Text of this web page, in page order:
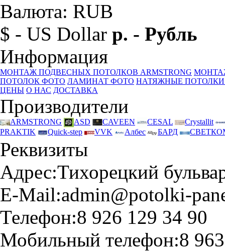
Валюта: RUB
$ - US Dollar р. - Рубль
Информация
МОНТАЖ ПОДВЕСНЫХ ПОТОЛКОВ ARMSTRONG
ПОТОЛОК ФОТО ЛАМИНАТ ФОТО НАТЯЖНЫЕ ПОТОЛКИ
ЦЕНЫ О НАС ДОСТАВКА
Производители
ARMSTRONG ASD CAVEEN CESAL
Crystallit
PRAKTIK
Quick-step VVK Албес БАРД
Реквизиты
Адрес:Тихорецкий
E-Mail:admin@potolki-
Телефон:8 926 129 34 90
Мобильный телефон:8